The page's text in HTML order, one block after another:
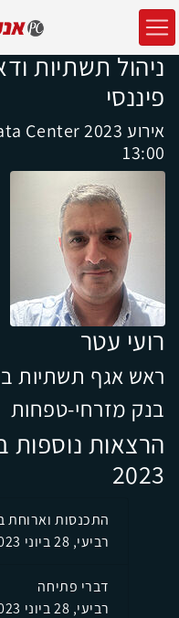
ניהול תשתיות
פיננסי
13:00
רועי עטר
ראש אגף תשתיות
בנק מזרחי-טפחות
2023
התכנסות וארוחת
רביעי, 28 ביוני 2023, 08:00
דברי פתיחה
רביעי, 28 ביוני 2023, 09:00